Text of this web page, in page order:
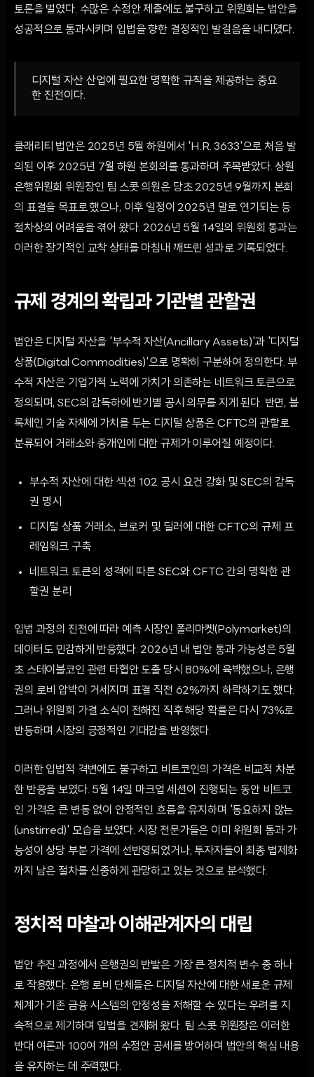
토론을 벌였다. 수많은 수정안 제출에도 불구하고 위원회는 법안을
성공적으로 통과시키며 입법을 향한 결정적인 발걸음을 내디뎠다.
디지털 자산 산업에 필요한 명확한 규칙을 제공하는 중요
한 진전이다.
클래리티 법안은 2025년 5월 하원에서 'H.R. 3633'으로 처음 발
의된 이후 2025년 7월 하원 본회의를 통과하며 주목받았다. 상원
은행위원회 위원장인 팀 스콧 의원은 당초 2025년 9월까지 본회
의 표결을 목표로 했으나, 이후 일정이 2025년 말로 연기되는 등
절차상의 어려움을 겪어 왔다. 2026년 5월 14일의 위원회 통과는
이러한 장기적인 교착 상태를 마침내 깨뜨린 성과로 기록되었다.
규제 경계의 확립과 기관별 관할권
법안은 디지털 자산을 '부수적 자산(Ancillary Assets)'과 '디지털
상품(Digital Commodities)'으로 명확히 구분하여 정의한다. 부
수적 자산은 기업가적 노력에 가치가 의존하는 네트워크 토큰으로
정의되며, SEC의 감독하에 반기별 공시 의무를 지게 된다. 반면, 블
록체인 기술 자체에 가치를 두는 디지털 상품은 CFTC의 관할로
분류되어 거래소와 중개인에 대한 규제가 이루어질 예정이다.
부수적 자산에 대한 섹션 102 공시 요건 강화 및 SEC의 감독
권 명시
디지털 상품 거래소, 브로커 및 딜러에 대한 CFTC의 규제 프
레임워크 구축
네트워크 토큰의 성격에 따른 SEC와 CFTC 간의 명확한 관
할권 분리
입법 과정의 진전에 따라 예측 시장인 폴리마켓(Polymarket)의
데이터도 민감하게 반응했다. 2026년 내 법안 통과 가능성은 5월
초 스테이블코인 관련 타협안 도출 당시 80%에 육박했으나, 은행
권의 로비 압박이 거세지며 표결 직전 62%까지 하락하기도 했다.
그러나 위원회 가결 소식이 전해진 직후 해당 확률은 다시 73%로
반등하며 시장의 긍정적인 기대감을 반영했다.
이러한 입법적 격변에도 불구하고 비트코인의 가격은 비교적 차분
한 반응을 보였다. 5월 14일 마크업 세션이 진행되는 동안 비트코
인 가격은 큰 변동 없이 안정적인 흐름을 유지하며 '동요하지 않는
(unstirred)' 모습을 보였다. 시장 전문가들은 이미 위원회 통과 가
능성이 상당 부분 가격에 선반영되었거나, 투자자들이 최종 법제화
까지 남은 절차를 신중하게 관망하고 있는 것으로 분석했다.
정치적 마찰과 이해관계자의 대립
법안 추진 과정에서 은행권의 반발은 가장 큰 정치적 변수 중 하나
로 작용했다. 은행 로비 단체들은 디지털 자산에 대한 새로운 규제
체계가 기존 금융 시스템의 안정성을 저해할 수 있다는 우려를 지
속적으로 제기하며 입법을 견제해 왔다. 팀 스콧 위원장은 이러한
반대 여론과 100여 개의 수정안 공세를 방어하며 법안의 핵심 내용
을 유지하는 데 주력했다.